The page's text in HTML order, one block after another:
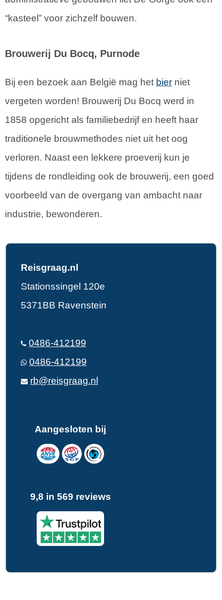
“kasteel” voor zichzelf bouwen.
Brouwerij Du Bocq, Purnode
Bij een bezoek aan België mag het bier niet
vergeten worden! Brouwerij Du Bocq werd in
1858 opgericht als familiebedrijf en heeft haar
traditionele brouwmethodes niet uit het oog
verloren. Naast een lekkere proeverij kun je
tijdens de rondleiding ook de brouwerij, een goed
voorbeeld van de overgang van ambacht naar
industrie, bewonderen.
Reisgraag.nl
Stationssingel 120e
5371BB Ravenstein
0486-412199
0486-412199
rb@reisgraag.nl
Aangesloten bij
9,8 in 569 reviews